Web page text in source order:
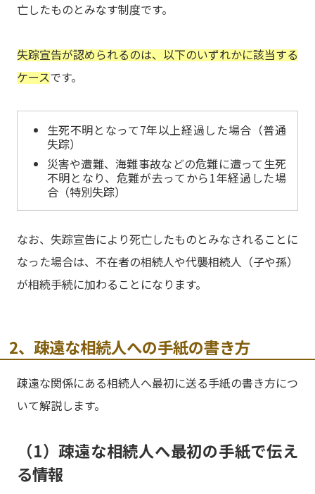
亡したものとみなす制度です。
失踪宣告が認められるのは、以下のいずれかに該当する
ケースです。
生死不明となって7年以上経過した場合（普通
失踪）
災害や遭難、海難事故などの危難に遭って生死
不明となり、危難が去ってから1年経過した場
合（特別失踪）
なお、失踪宣告により死亡したものとみなされることに
なった場合は、不在者の相続人や代襲相続人（子や孫）
が相続手続に加わることになります。
2、疎遠な相続人への手紙の書き方
疎遠な関係にある相続人へ最初に送る手紙の書き方につ
いて解説します。
（1）疎遠な相続人へ最初の手紙で伝え
る情報